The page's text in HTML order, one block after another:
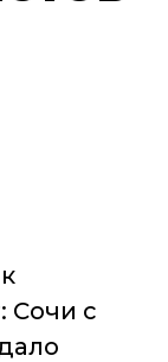
Сочи с